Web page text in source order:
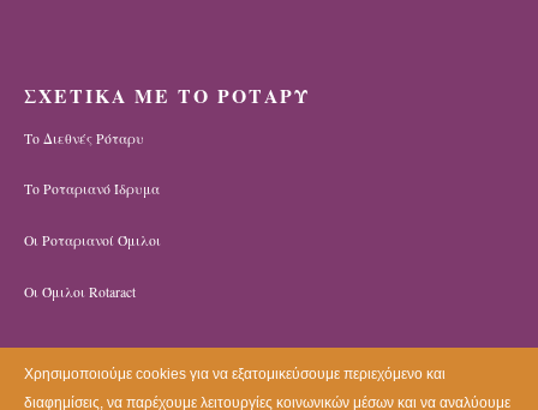
ΣΧΕΤΙΚΑ ΜΕ ΤΟ ΡΟΤΑΡΥ
Το Διεθνές Ρόταρυ
Το Ροταριανό Ίδρυμα
Οι Ροταριανοί Όμιλοι
Οι Όμιλοι Rotaract
Χρησιμοποιούμε cookies για να εξατομικεύσουμε περιεχόμενο και
διαφημίσεις, να παρέχουμε λειτουργίες κοινωνικών μέσων και να αναλύουμε